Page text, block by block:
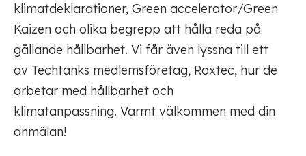
klimatdeklarationer, Green accelerator/Green
Kaizen och olika begrepp att hålla reda på
gällande hållbarhet. Vi får även lyssna till ett
av Techtanks medlemsföretag, Roxtec, hur de
arbetar med hållbarhet och
klimatanpassning. Varmt välkommen med din
anmälan!